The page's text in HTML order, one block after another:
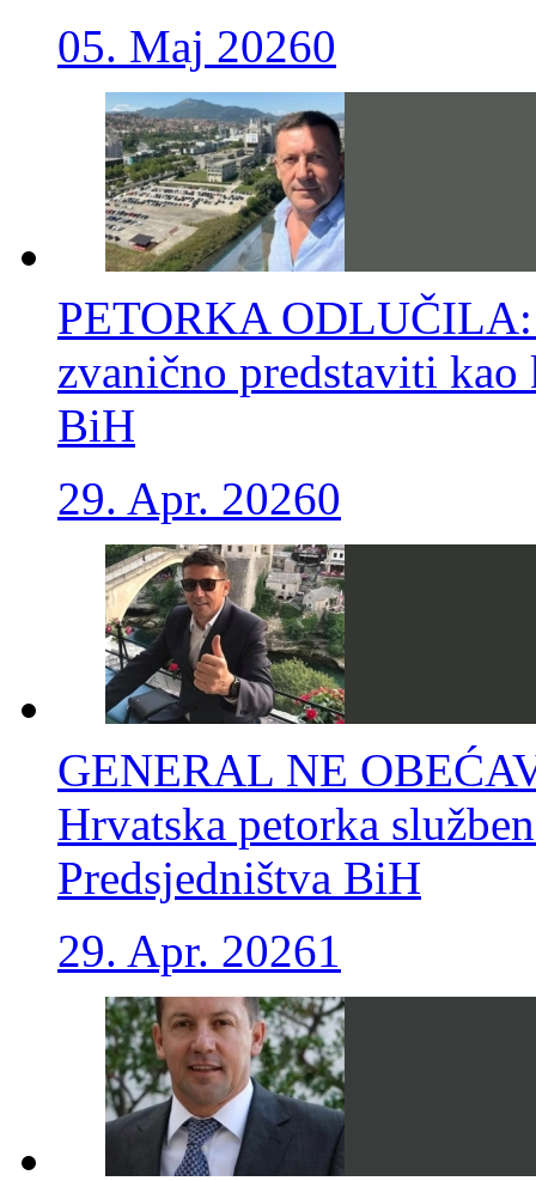
05. Maj 20260
PETORKA
zvanično predstaviti kao
BiH
29. Apr. 20260
GENERAL NE
Hrvatska petorka
Predsjedništva BiH
29. Apr. 20261